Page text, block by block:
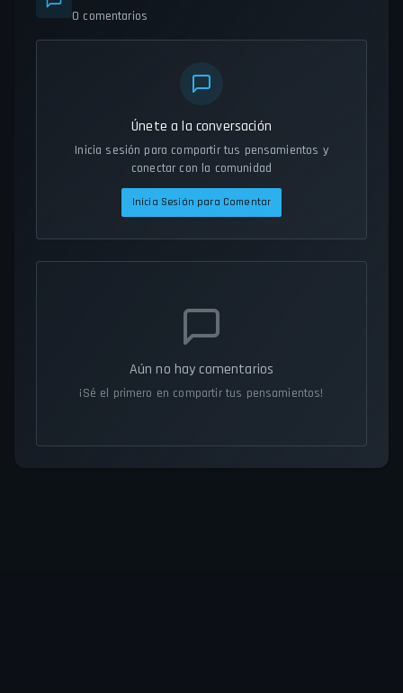
0 comentarios
Únete a la conversación
Inicia sesión para compartir tus pensamientos y
conectar con la comunidad
Inicia Sesión para Comentar
Aún no hay comentarios
¡Sé el primero en compartir tus pensamientos!